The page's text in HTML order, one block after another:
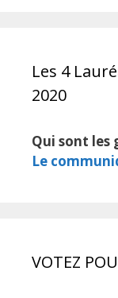
Les 4
2020
Qui sont les
Le
VOTEZ